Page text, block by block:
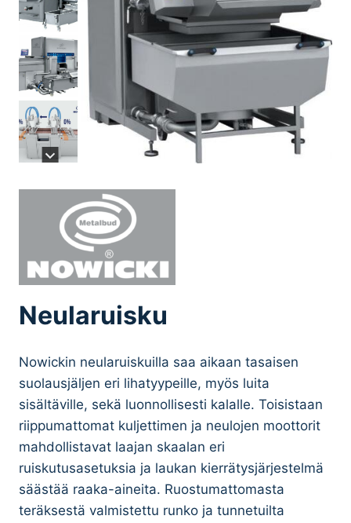
Neularuisku
Nowickin neularuiskuilla saa aikaan tasaisen
suolausjäljen eri lihatyypeille, myös luita
sisältäville, sekä luonnollisesti kalalle. Toisistaan
riippumattomat kuljettimen ja neulojen moottorit
mahdollistavat laajan skaalan eri
ruiskutusasetuksia ja laukan kierrätysjärjestelmä
säästää raaka-aineita. Ruostumattomasta
teräksestä valmistettu runko ja tunnetuilta